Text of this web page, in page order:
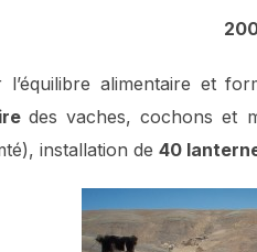
l’équilibre alimentaire et
des vaches, cochons et
installation de 40